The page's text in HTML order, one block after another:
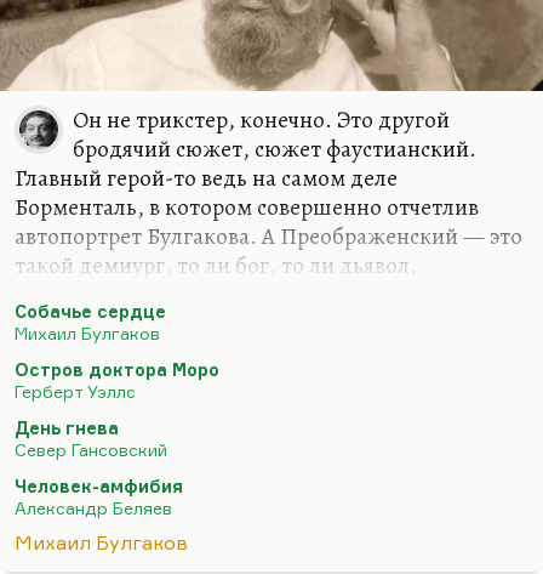
Он не трикстер, конечно. Это другой
бродячий сюжет, сюжет фаустианский.
Главный герой-то ведь на самом деле
Борменталь, в котором совершенно отчетлив
автопортрет Булгакова. А Преображенский — это
такой демиург, то ли бог, то ли дьявол,
очень сложное отношение. Преображенский —
очень старая священническая фамилия. Это, в
общем, понимаете, история о Фаусте-
Борментале, который пытается с помощью
алхимии сделать гомункулуса, сделать зверя
человеком. А Преображенский ему в этом как бы
помогает, Борменталь ассистирует, и они вместе
создают этого гомункулуса. А потом оказывается,
что их способностей недостаточно. Это
Собачье сердце
Михаил Булгаков
Остров доктора Моро
Герберт Уэллс
День гнева
Север Гансовский
Человек-амфибия
Александр Беляев
Михаил Булгаков